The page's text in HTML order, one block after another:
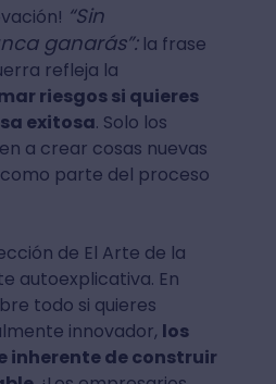
“Sin
ganarás”:la frase
refleja la
riesgos si quieres
exitosa. Solo los
a crear cosas nuevas
parte del proceso
de El Arte de la
autoexplicativa. En
todo si quieres
innovador, los
inherente de construir